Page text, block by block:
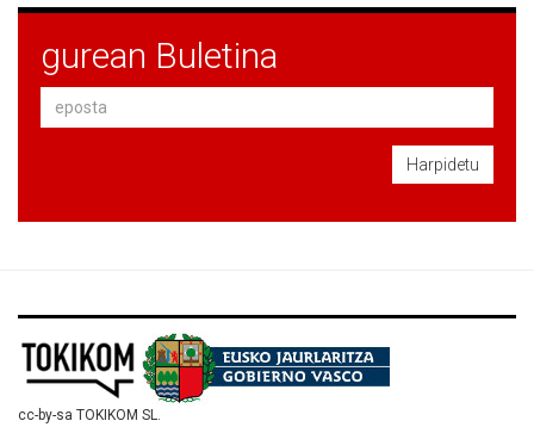
gurean Buletina
Harpidetu
cc-by-sa TOKIKOM SL.